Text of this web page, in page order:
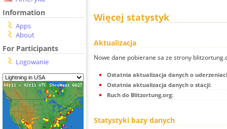
Information
Apps
About
For Participants
Logowanie
Więcej statystyk
Aktualizacja
Nowe dane pobierane sa ze strony
Ostatnia aktualizacja danych o
Ostatnia aktualizacja danych o stacji:
Ruch do Blitzortung.org:
Statystyki bazy danych